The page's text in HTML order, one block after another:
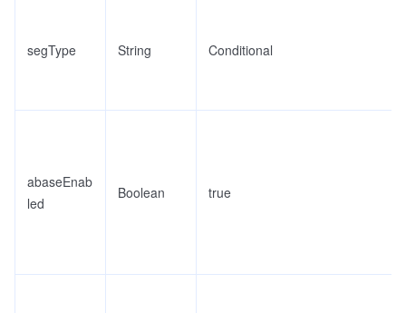
segType String Conditional
abaseEnab
led
Boolean true